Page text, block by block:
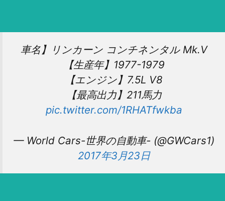
車名】リンカーン コンチネンタル Mk.Ⅴ
【生産年】1977-1979
【エンジン】7.5L V8
【最高出力】211馬力
pic.twitter.com/1RHATfwkba
— World Cars-世界の自動車- (@GWCars1)
2017年3月23日